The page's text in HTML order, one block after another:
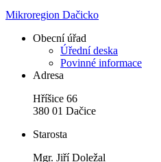
Mikroregion Dačicko
Obecní úřad
Úřední deska
Povinné informace
Adresa
Hříšice 66
380 01 Dačice
Starosta
Mgr. Jiří Doležal